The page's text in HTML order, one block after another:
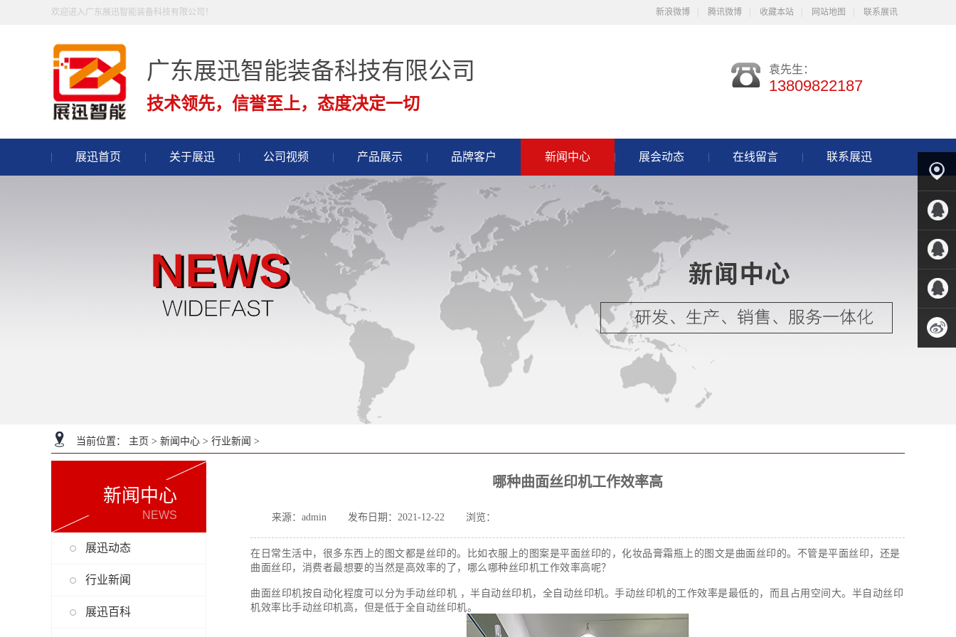
新浪微博 腾讯微博 收藏本站 网站地图 联系展讯
欢迎进入广东展迅智能装备科技有限公司！
袁先生：
13809822187
广东展迅智能装备科技有限公司
技术领先，信誉至上，态度决定一切
展迅首页 关于展迅 公司视频 产品展示 品牌客户 新闻中心 展会动态 在线留言 联系展迅
当前位置： 主页 > 新闻中心 > 行业新闻 >
新闻中心
NEWS
展迅动态
行业新闻
展迅百科
哪种曲面丝印机工作效率高
来源：admin 发布日期：2021-12-22 浏览：
在日常生活中，很多东西上的图文都是丝印的。比如衣服上的图案是平面丝印的，化妆品膏霜瓶上的图文是曲面丝印的。不管是平面丝印，还是
曲面丝印，消费者最想要的当然是高效率的了，哪么哪种 丝印机工作效率高呢？
曲面丝印机按自动化程度可以分为手动丝印机 ，半自动丝印机，全自动丝印机。手动丝印机的工作效率是最低的，而且占用空间大。半自动丝印
机效率比手动丝印机高，但是低于全自动丝印机。
客户案
QQ客服
QQ客服
QQ客服